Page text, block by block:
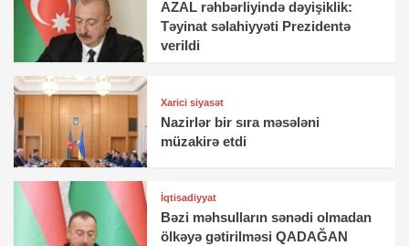
AZAL rəhbərliyində dəyişiklik:
Təyinat səlahiyyəti Prezidentə
verildi
Xarici siyasət
Nazirlər bir sıra məsələni
müzakirə etdi
İqtisadiyyat
Bəzi məhsulların sənədi olmadan
ölkəyə gətirilməsi QADAĞAN